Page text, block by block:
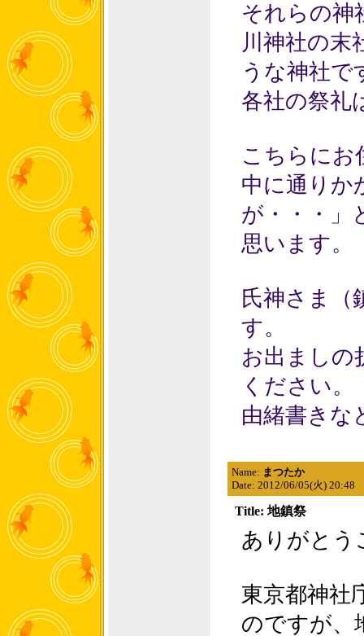
それらの神
川神社の末
うな神社で
各社の祭礼
こちらにお
中に通りか
が・・・」
思います。
氏神さま（
す。
お出ましの
ください。
由緒書きな
Name: まつたか
Date: 2012/06/05(火) 20:48
Title: 地鎮祭
ありがとう
東京都神社
のですが、